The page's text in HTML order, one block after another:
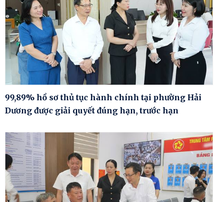
99,89% hồ sơ thủ tục hành chính tại phường Hải
Dương được giải quyết đúng hạn, trước hạn